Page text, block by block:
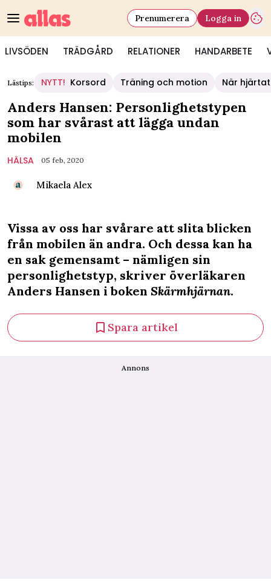
LIVSÖDEN TRÄDGÅRD RELATIONER HANDARBETE
Prenumerera Logga in
Lästips: NYTT! Korsord Träning och motion När
Anders Hansen: Personlighetstypen
som har svårast att lägga undan
mobilen
HÄLSA 05 feb, 2020
Mikaela Alex
Vissa av oss har svårare att slita blicken
från mobilen än andra. Och dessa kan ha
en sak gemensamt – nämligen sin
personlighetstyp, skriver överläkaren
Anders Hansen i boken Skärmhjärnan.
Spara artikel
Annons